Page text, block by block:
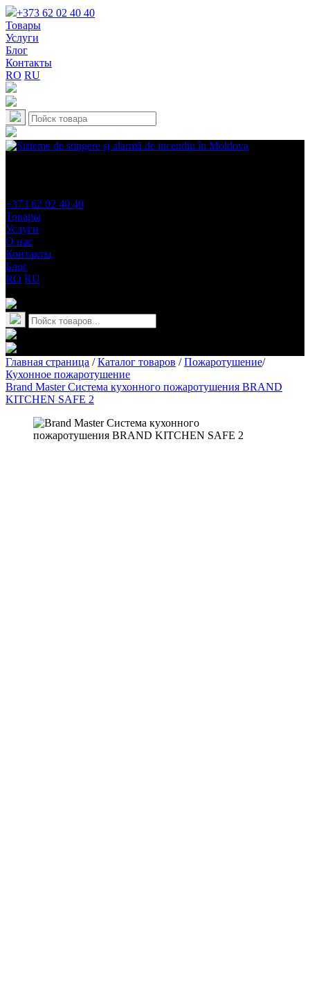
+373 62 02 40 40
Товары
Услуги
Блог
Контакты
RO RU
+373 62 02 40 40
Товары
Услуги
О нас
Контакты
Блог
RO RU
Главная страница / Каталог товаров / Пожаротушение/
Кухонное пожаротушение
Brand Master Система кухонного пожаротушения BRAND
KITCHEN SAFE 2